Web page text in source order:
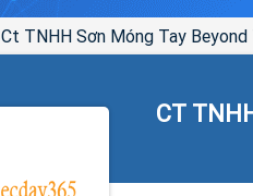
Ct TNHH Sơn Móng Tay Beyond
CT